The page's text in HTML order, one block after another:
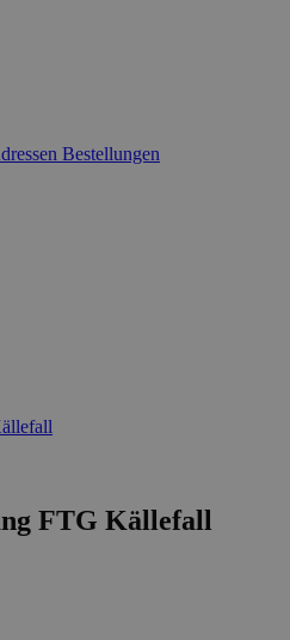
Bestellungen
FTG Källefall